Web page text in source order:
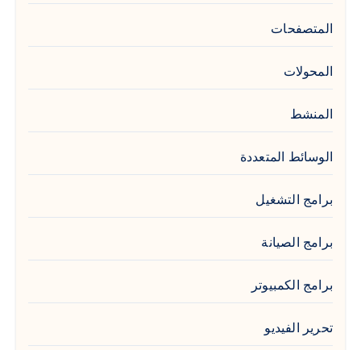
المتصفحات
المحولات
المنشط
الوسائط المتعددة
برامج التشغيل
برامج الصيانة
برامج الكمبيوتر
تحرير الفيديو